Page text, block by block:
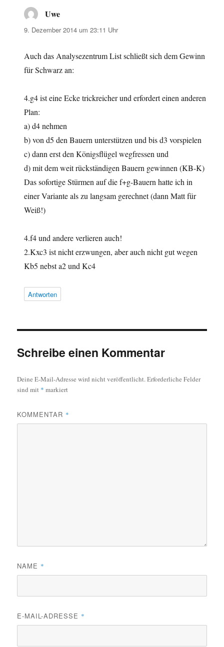
Uwe
9. Dezember 2014 um 23:11 Uhr
Auch das Analysezentrum List schließt sich dem Gewinn
für Schwarz an:
4.g4 ist eine Ecke trickreicher und erfordert einen anderen
Plan:
a) d4 nehmen
b) von d5 den Bauern unterstützen und bis d3 vorspielen
c) dann erst den Königsflügel wegfressen und
d) mit dem weit rückständigen Bauern gewinnen (KB-K)
Das sofortige Stürmen auf die f+g-Bauern hatte ich in
einer Variante als zu langsam gerechnet (dann Matt für
Weiß!)
4.f4 und andere verlieren auch!
2.Kxc3 ist nicht erzwungen, aber auch nicht gut wegen
Kb5 nebst a2 und Kc4
Antworten
Schreibe einen Kommentar
Deine E-Mail-Adresse wird nicht veröffentlicht.Erforderliche Felder
sind mit * markiert
KOMMENTAR *
NAME *
E-MAIL-ADRESSE *